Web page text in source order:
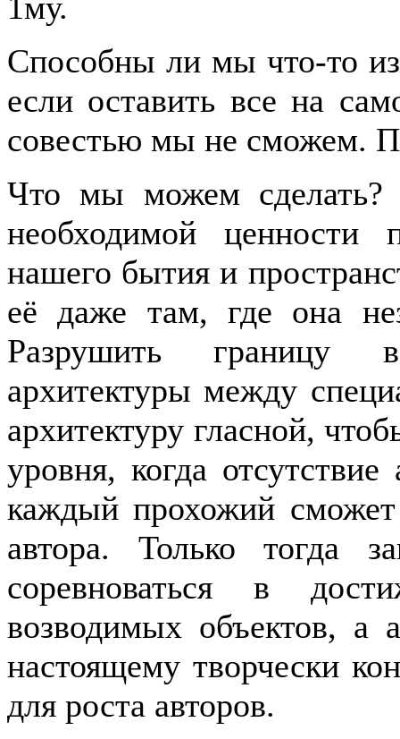
Способны ли мы что-то
если оставить все на
совестью мы не сможем.
Что мы можем сделать?
необходимой ценности
нашего бытия и
её даже там, где она
Разрушить границу в
архитектуры между
архитектуру гласной,
уровня, когда
каждый прохожий
автора. Только тогда
соревноваться в
возводимых объектов, а
настоящему творчески
для роста авторов.